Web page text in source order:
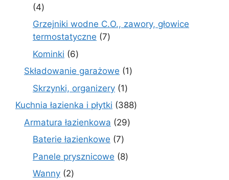
44
produkty
Grzejniki wodne C.O., zawory, głowice
termostatyczne 77
Kominki 66
produktów
Składowanie garażowe 11
Skrzynki, organizery 11
produkt
Kuchnia łazienka i płytki 388388
Armatura łazienkowa 2929
Baterie łazienkowe 77
produktów
Panele prysznicowe 88
Wanny 22